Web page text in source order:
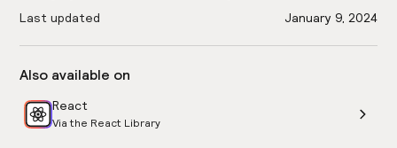
Last updated
January 9, 2024
Also available on
React
Via the React Library